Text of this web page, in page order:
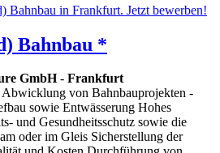
Bahnbau *
GmbH- Frankfurt
Abwicklung von Bahnbauprojekten -
sowie Entwässerung Hohes
und Gesundheitsschutz sowie die
oder im Gleis Sicherstellung der